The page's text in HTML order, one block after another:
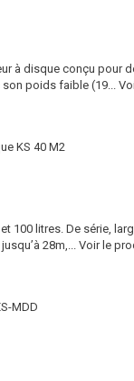
à disque conçu pour
son poids faible (19...
KS 40 M2
100 litres. De série,
28m,... Voir le
MDD